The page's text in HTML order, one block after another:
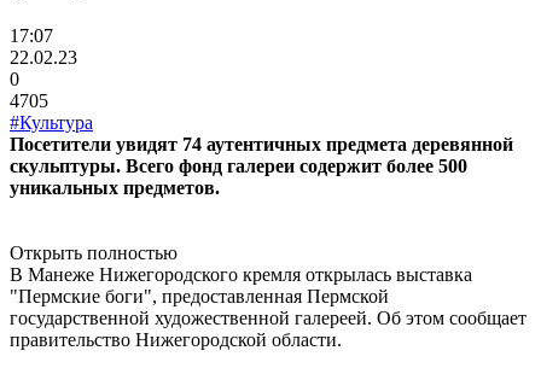
17:07
22.02.23
0
4705
#Культура
Посетители увидят 74 аутентичных предмета деревянной
скульптуры. Всего фонд галереи содержит более 500
уникальных предметов.
Открыть полностью
В Манеже Нижегородского кремля открылась выставка
"Пермские боги", предоставленная Пермской
государственной художественной галереей. Об этом сообщает
правительство Нижегородской области.